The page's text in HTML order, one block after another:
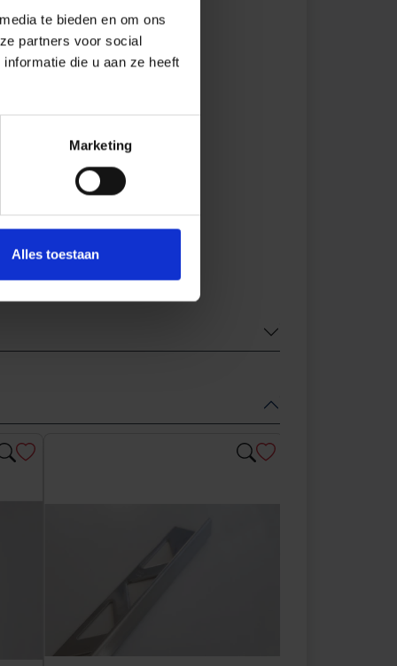
te bieden en om ons
partners voor social
die u aan ze heeft
Marketing
Alles toestaan